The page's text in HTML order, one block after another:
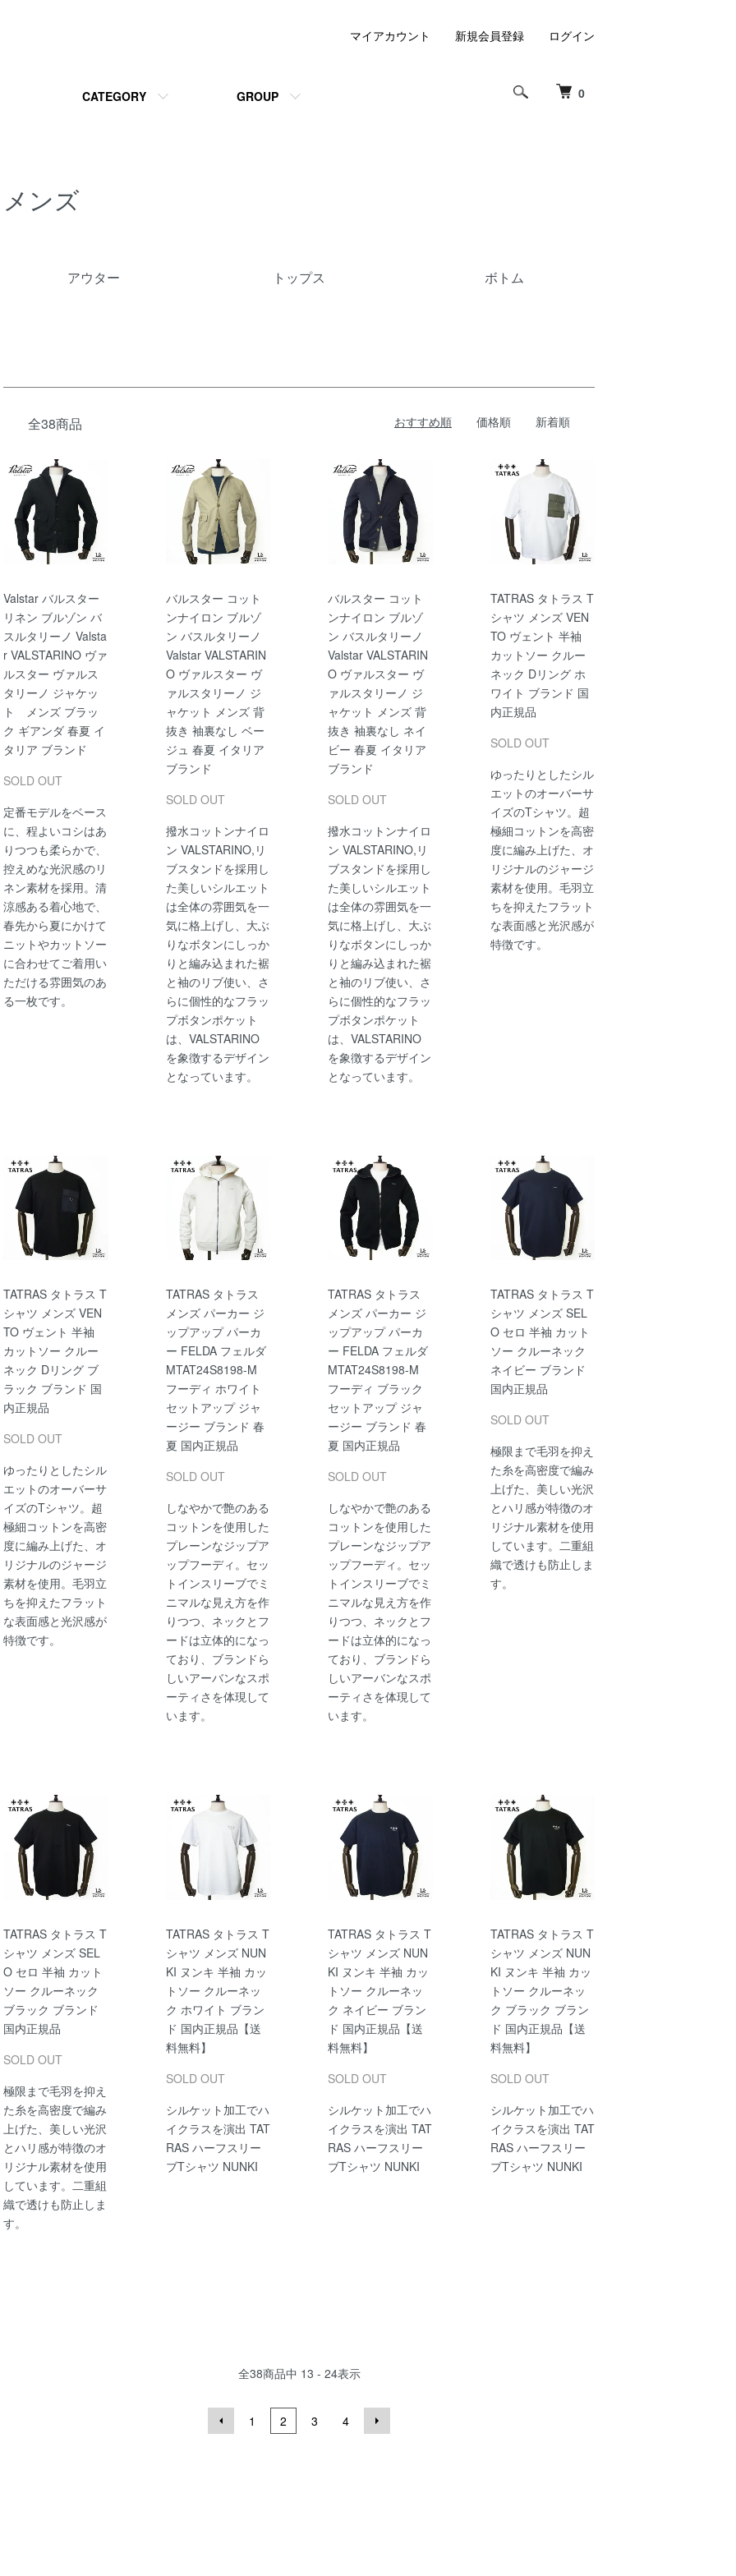
0
CATEGORY GROUP
マイアカウント 新規会員登録 ログイン
メンズ
アウター
トップス ボトム
全38商品 おすすめ順 価格順 新着順
Valstar バルスター
リネン ブルゾン バ
スルタリーノ Valsta
r VALSTARINO ヴァ
ルスター ヴァルス
タリーノ ジャケッ
ト メンズ ブラッ
ク ギアンダ 春夏 イ
タリア ブランド
SOLD OUT
定番モデルをベース
に、程よいコシはあ
りつつも柔らかで、
控えめな光沢感のリ
ネン素材を採用。清
涼感ある着心地で、
春先から夏にかけて
ニットやカットソー
に合わせてご着用い
ただける雰囲気のあ
る一枚です。
バルスター コット
ンナイロン ブルゾ
ン バスルタリーノ
Valstar VALSTARIN
O ヴァルスター ヴ
ァルスタリーノ ジ
ャケット メンズ 背
抜き 袖裏なし ベー
ジュ 春夏 イタリア
ブランド
SOLD OUT
撥水コットンナイロ
ン VALSTARINO,リ
ブスタンドを採用し
た美しいシルエット
は全体の雰囲気を一
気に格上げし、大ぶ
りなボタンにしっか
りと編み込まれた裾
と袖のリブ使い、さ
らに個性的なフラッ
プボタンポケット
は、VALSTARINO
を象徴するデザイン
となっています。
バルスター コット
ンナイロン ブルゾ
ン バスルタリーノ
Valstar VALSTARIN
O ヴァルスター ヴ
ァルスタリーノ ジ
ャケット メンズ 背
抜き 袖裏なし ネイ
ビー 春夏 イタリア
ブランド
SOLD OUT
撥水コットンナイロ
ン VALSTARINO,リ
ブスタンドを採用し
た美しいシルエット
は全体の雰囲気を一
気に格上げし、大ぶ
りなボタンにしっか
りと編み込まれた裾
と袖のリブ使い、さ
らに個性的なフラッ
プボタンポケット
は、VALSTARINO
を象徴するデザイン
となっています。
TATRAS タトラス T
シャツ メンズ VEN
TO ヴェント 半袖
カットソー クルー
ネック Dリング ホ
ワイト ブランド 国
内正規品
SOLD OUT
ゆったりとしたシル
エットのオーバーサ
イズのTシャツ。超
極細コットンを高密
度に編み上げた、オ
リジナルのジャージ
素材を使用。毛羽立
ちを抑えたフラット
な表面感と光沢感が
特徴です。
TATRAS タトラス T
シャツ メンズ VEN
TO ヴェント 半袖
カットソー クルー
ネック Dリング ブ
ラック ブランド 国
内正規品
SOLD OUT
ゆったりとしたシル
エットのオーバーサ
イズのTシャツ。超
極細コットンを高密
度に編み上げた、オ
リジナルのジャージ
素材を使用。毛羽立
ちを抑えたフラット
な表面感と光沢感が
特徴です。
TATRAS タトラス
メンズ パーカー ジ
ップアップ パーカ
ー FELDA フェルダ
MTAT24S8198-M
フーディ ホワイト
セットアップ ジャ
ージー ブランド 春
夏 国内正規品
SOLD OUT
しなやかで艶のある
コットンを使用した
プレーンなジップア
ップフーディ。セッ
トインスリーブでミ
ニマルな見え方を作
りつつ、ネックとフ
ードは立体的になっ
ており、ブランドら
しいアーバンなスポ
ーティさを体現して
います。
TATRAS タトラス
メンズ パーカー ジ
ップアップ パーカ
ー FELDA フェルダ
MTAT24S8198-M
フーディ ブラック
セットアップ ジャ
ージー ブランド 春
夏 国内正規品
SOLD OUT
しなやかで艶のある
コットンを使用した
プレーンなジップア
ップフーディ。セッ
トインスリーブでミ
ニマルな見え方を作
りつつ、ネックとフ
ードは立体的になっ
ており、ブランドら
しいアーバンなスポ
ーティさを体現して
います。
TATRAS タトラス T
シャツ メンズ SEL
O セロ 半袖 カット
ソー クルーネック
ネイビー ブランド
国内正規品
SOLD OUT
極限まで毛羽を抑え
た糸を高密度で編み
上げた、美しい光沢
とハリ感が特徴のオ
リジナル素材を使用
しています。二重組
織で透けも防止しま
す。
TATRAS タトラス T
シャツ メンズ SEL
O セロ 半袖 カット
ソー クルーネック
ブラック ブランド
国内正規品
SOLD OUT
極限まで毛羽を抑え
た糸を高密度で編み
上げた、美しい光沢
とハリ感が特徴のオ
リジナル素材を使用
しています。二重組
織で透けも防止しま
す。
TATRAS タトラス T
シャツ メンズ NUN
KI ヌンキ 半袖 カッ
トソー クルーネッ
ク ホワイト ブラン
ド 国内正規品【送
料無料】
SOLD OUT
シルケット加工でハ
イクラスを演出 TAT
RAS ハーフスリー
ブTシャツ NUNKI
TATRAS タトラス T
シャツ メンズ NUN
KI ヌンキ 半袖 カッ
トソー クルーネッ
ク ネイビー ブラン
ド 国内正規品【送
料無料】
SOLD OUT
シルケット加工でハ
イクラスを演出 TAT
RAS ハーフスリー
ブTシャツ NUNKI
TATRAS タトラス T
シャツ メンズ NUN
KI ヌンキ 半袖 カッ
トソー クルーネッ
ク ブラック ブラン
ド 国内正規品【送
料無料】
SOLD OUT
シルケット加工でハ
イクラスを演出 TAT
RAS ハーフスリー
ブTシャツ NUNKI
全38商品中 13 - 24表示
1 2 3 4